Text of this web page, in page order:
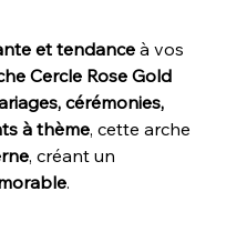
et tendanceà vos
Cercle Rose Gold
cérémonies,
à thème, cette arche
, créant un
.